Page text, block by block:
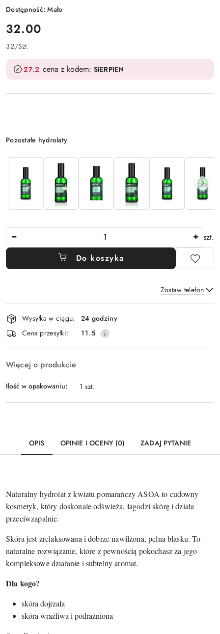
Dostępność:Mało
cena:
32.00
32/Szt.
27.2 cena z kodem: SIERPIEN
Wariant
Pozostałe hydrolaty
szt.
Do koszyka
Zostaw telefon
Wyślij
Dostępność
i
dostawa
Wysyłka w ciągu:
24 godziny
Cena przesyłki:
11.5
Więcej o produkcie
Ilość w opakowaniu: 1 szt.
OPIS OPINIE I OCENY (0) ZADAJ PYTANIE
Naturalny hydrolat z kwiatu pomarańczy ASOA to cudowny
kosmetyk, który doskonale odświeża, łagodzi skórę i działa
przeciwzapalnie.
Skóra jest zrelaksowana i dobrze nawilżona, pełna blasku. To
naturalne rozwiązanie, które z pewnością pokochasz za jego
kompleksowe działanie i subtelny aromat.
Dla kogo?
skóra dojrzała
skóra wrażliwa i podrażniona